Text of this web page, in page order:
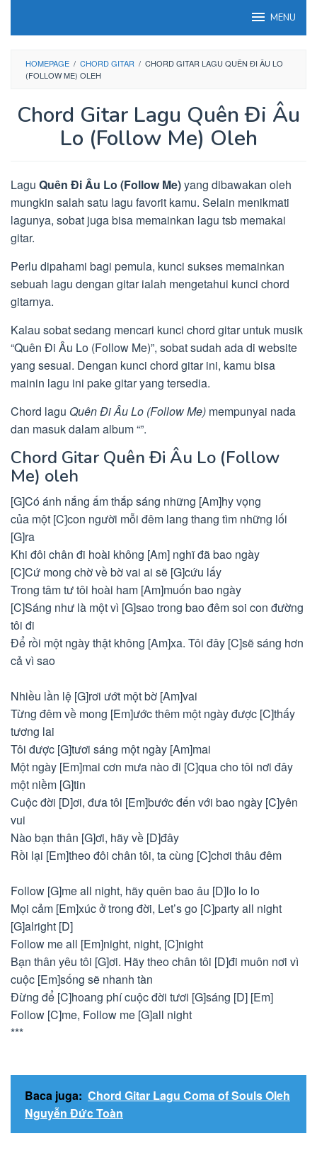
MENU
HOMEPAGE / CHORD GITAR / CHORD GITAR LAGU QUÊN ĐI ÂU LO
(FOLLOW ME) OLEH
Chord Gitar Lagu Quên Đi Âu
Lo (Follow Me) Oleh
Lagu Quên Đi Âu Lo (Follow Me)yang dibawakan oleh
mungkin salah satu lagu favorit kamu. Selain menikmati
lagunya, sobat juga bisa memainkan lagu tsb memakai
gitar.
Perlu dipahami bagi pemula, kunci sukses memainkan
sebuah lagu dengan gitar ialah mengetahui kunci chord
gitarnya.
Kalau sobat sedang mencari kunci chord gitar untuk musik
“Quên Đi Âu Lo (Follow Me)”, sobat sudah ada di website
yang sesuai. Dengan kunci chord gitar ini, kamu bisa
mainin lagu ini pake gitar yang tersedia.
Chord lagu Quên Đi Âu Lo (Follow Me) mempunyai nada
dan masuk dalam album “”.
Chord Gitar Quên Đi Âu Lo (Follow
Me) oleh
[G]Có ánh nắng ấm thắp sáng những [Am]hy vọng
của một [C]con người mỗi đêm lang thang tìm những lối
[G]ra
Khi đôi chân đi hoài không [Am] nghĩ đã bao ngày
[C]Cứ mong chờ về bờ vai ai sẽ [G]cứu lấy
Trong tâm tư tôi hoài ham [Am]muốn bao ngày
[C]Sáng như là một vì [G]sao trong bao đêm soi con đường
tôi đi
Để rồi một ngày thật không [Am]xa. Tôi đây [C]sẽ sáng hơn
cả vì sao
Nhiều lần lệ [G]rơi ướt một bờ [Am]vai
Từng đêm về mong [Em]ước thêm một ngày được [C]thấy
tương lai
Tôi được [G]tươi sáng một ngày [Am]mai
Một ngày [Em]mai cơn mưa nào đi [C]qua cho tôi nơi đây
một niềm [G]tin
Cuộc đời [D]ơi, đưa tôi [Em]bước đến với bao ngày [C]yên
vui
Nào bạn thân [G]ơi, hãy về [D]đây
Rồi lại [Em]theo đôi chân tôi, ta cùng [C]chơi thâu đêm
Follow [G]me all night, hãy quên bao âu [D]lo lo lo
Mọi cảm [Em]xúc ở trong đời, Let’s go [C]party all night
[G]alright [D]
Follow me all [Em]night, night, [C]night
Bạn thân yêu tôi [G]ơi. Hãy theo chân tôi [D]đi muôn nơi vì
cuộc [Em]sống sẽ nhanh tàn
Đừng để [C]hoang phí cuộc đời tươi [G]sáng [D] [Em]
Follow [C]me, Follow me [G]all night
***
Baca juga: Chord Gitar Lagu Coma of Souls Oleh
Nguyễn Đức Toàn